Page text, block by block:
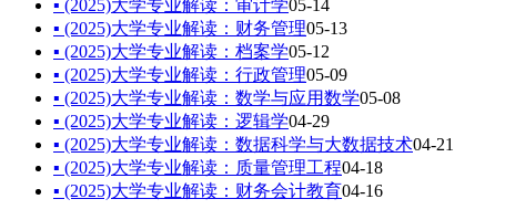
▪ (2025)大学专业解读：审计学05-14
▪ (2025)大学专业解读：财务管理05-13
▪ (2025)大学专业解读：档案学05-12
▪ (2025)大学专业解读：行政管理05-09
▪ (2025)大学专业解读：数学与应用数学05-08
▪ (2025)大学专业解读：逻辑学04-29
▪ (2025)大学专业解读：数据科学与大数据技术04-21
▪ (2025)大学专业解读：质量管理工程04-18
▪ (2025)大学专业解读：财务会计教育04-16